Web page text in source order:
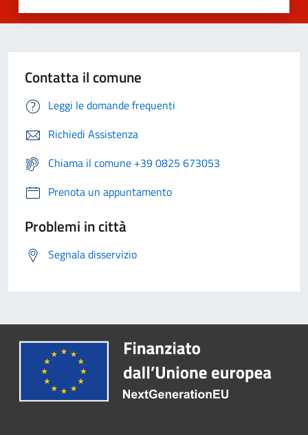
Contatta il comune
Leggi le domande frequenti
Richiedi Assistenza
Chiama il comune +39 0825 673053
Prenota un appuntamento
Problemi in città
Segnala disservizio